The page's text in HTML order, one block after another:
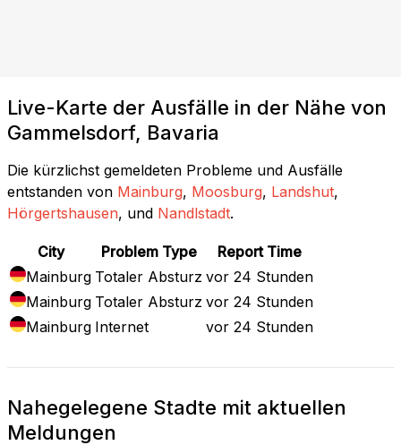
Live-Karte der Ausfälle in der Nähe von
Gammelsdorf, Bavaria
Die kürzlichst gemeldeten Probleme und Ausfälle
entstanden von Mainburg, Moosburg, Landshut,
Hörgertshausen, und Nandlstadt.
City Problem Type
Report Time
Mainburg Totaler Absturz vor 24 Stunden
Mainburg Totaler Absturz vor 24 Stunden
Mainburg Internet vor 24 Stunden
Nahegelegene Stadte mit aktuellen
Meldungen